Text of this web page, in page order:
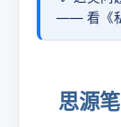
—— 看《
思源